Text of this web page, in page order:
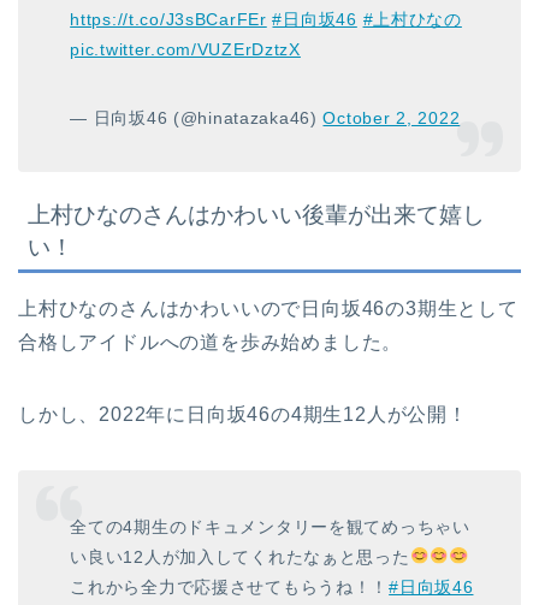
https://t.co/J3sBCarFEr #日向坂46 #上村ひなの
pic.twitter.com/VUZErDztzX
— 日向坂46 (@hinatazaka46)October 2, 2022
上村ひなのさんはかわいい後輩が出来て嬉し
い！
上村ひなのさんはかわいいので日向坂46の3期生として
合格しアイドルへの道を歩み始めました。
しかし、2022年に日向坂46の4期生12人が公開！
全ての4期生のドキュメンタリーを観てめっちゃい
い良い12人が加入してくれたなぁと思った
これから全力で応援させてもらうね！！#日向坂46